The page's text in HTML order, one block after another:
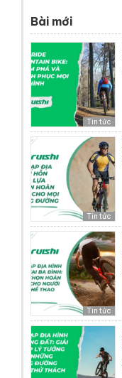
Bài mới
Tin tức
Tin tức
Tin tức